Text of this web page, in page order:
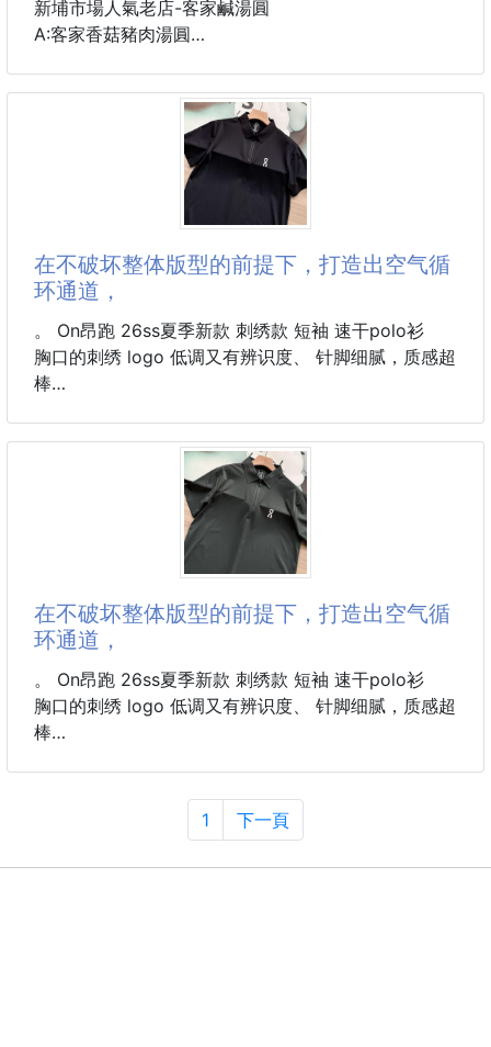
新埔市場人氣老店-客家鹹湯圓
A:客家香菇豬肉湯圓
★這款真的很多團媽回購
讓傳承的好味道香味四溢你的家~
✔ 豬肉新鮮、蘿蔔菜脯絲脆香
★很多人吃過直接回來補貨
▸ 小孩愛吃
▸ 長輩也說好吃
▸ 一鍋直接解決一餐
你。
孩子開心一起吃，大家也會默默多盛一碗。
🔴規格：12顆（每顆約38克）
糯米粉、水、豬絞肉、香菇、蝦
在不破坏整体版型的前提下，打造出空气循
环通道，
。 On昂跑 26ss夏季新款 刺绣款 短袖 速干polo衫
胸口的刺绣 logo 低调又有辨识度、 针脚细腻，质感超
棒
支速干科技材质，自带超强吸湿排汗 buff，哪怕是
30℃+ 的户外跑、球场挥汗，也能快速带走体表湿
气，告别黏腻闷汗的尴尬时刻
更贴心的是衣身两侧的激光打孔透气设计，在不破坏整
持清爽透气。利落的立领剪裁不软塌、不垮肩、不管是
日常通勤、户外轻运动还是周末休闲，都能轻松穿出干
净利
在不破坏整体版型的前提下，打造出空气循
环通道，
。 On昂跑 26ss夏季新款 刺绣款 短袖 速干polo衫
胸口的刺绣 logo 低调又有辨识度、 针脚细腻，质感超
棒
支速干科技材质，自带超强吸湿排汗 buff，哪怕是
30℃+ 的户外跑、球场挥汗，也能快速带走体表湿
气，告别黏腻闷汗的尴尬时刻
1 下一頁